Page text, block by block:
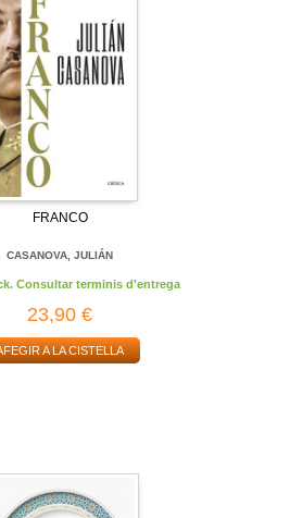
FRANCO
CASANOVA, JULIÁN
Consultar terminis d'entrega
23,90 €
A LA CISTELLA